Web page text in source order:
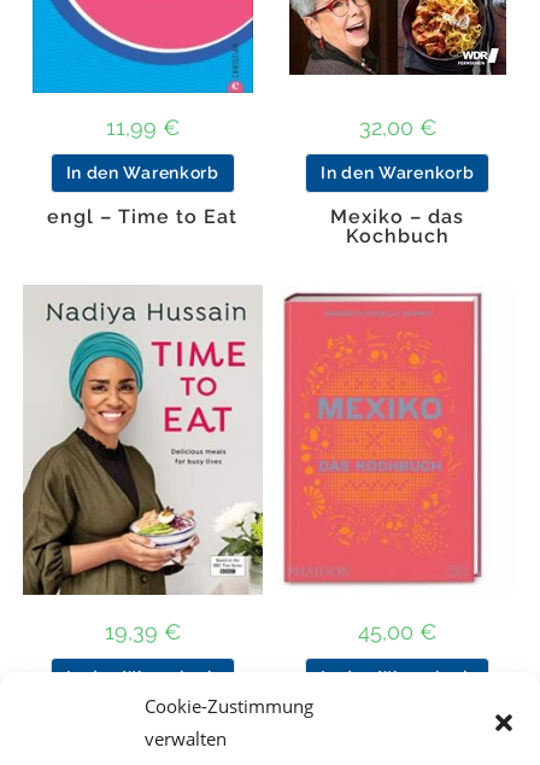
Cookie-Zustimmung
verwalten
11,99 €
In den Warenkorb
32,00 €
In den Warenkorb
engl – Time to Eat
19,39 €
In den Warenkorb
Mexiko – das
Kochbuch
45,00 €
In den Warenkorb